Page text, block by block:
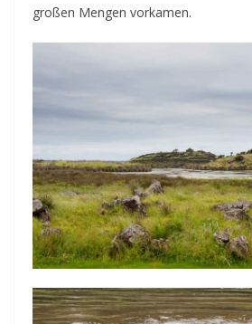
großen Mengen vorkamen.